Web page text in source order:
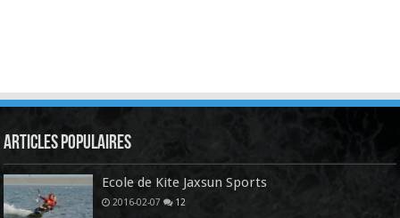
Articles Populaires
Ecole de Kite Jaxsun Sports
2016-02-07 12